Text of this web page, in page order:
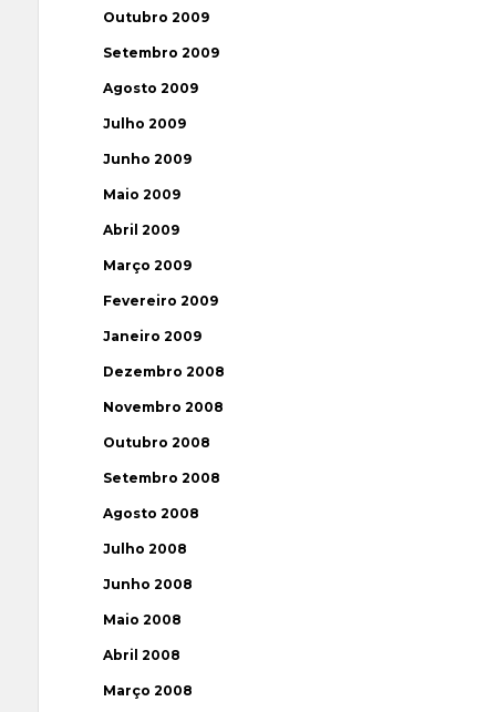
Outubro 2009
Setembro 2009
Agosto 2009
Julho 2009
Junho 2009
Maio 2009
Abril 2009
Março 2009
Fevereiro 2009
Janeiro 2009
Dezembro 2008
Novembro 2008
Outubro 2008
Setembro 2008
Agosto 2008
Julho 2008
Junho 2008
Maio 2008
Abril 2008
Março 2008